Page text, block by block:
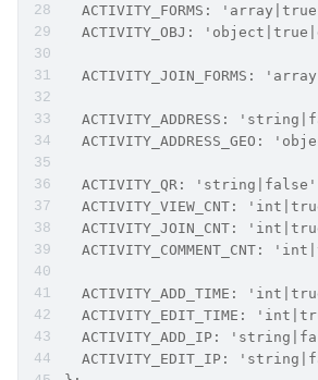
ACTIVITY_FORMS:
ACTIVITY_OBJ:
ACTIVITY_JOIN_FORMS:
ACTIVITY_ADDRESS:
ACTIVITY_ADDRESS_GEO:
ACTIVITY_QR:
ACTIVITY_VIEW_CNT:
ACTIVITY_JOIN_CNT:
ACTIVITY_COMMENT_CNT:
ACTIVITY_ADD_TIME:
ACTIVITY_EDIT_TIME:
ACTIVITY_ADD_IP:
ACTIVITY_EDIT_IP: